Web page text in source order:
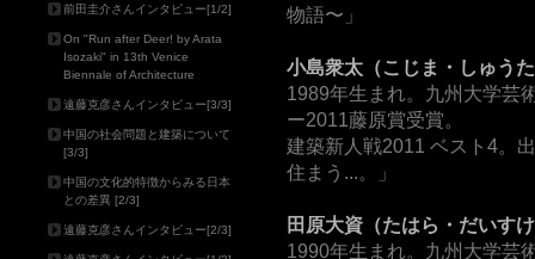
物語〜」
小島衆太（こじま・しゅう
1989年生まれ。九州大学芸
ー2011藤原賞受賞。
建築新人戦2011 ベスト4。
住まう...。」
田原大資（たはら・だいす
1990年生まれ。九州大学芸
前田圭介さんインタビュー[1/2]
On "Run after Deer! by Arata
Isozaki" in 13th Venice
Biennale of Architecture
遠藤克彦さんインタビュー[3/3]
中国の社会問題と建築について
[3/3]
中国の文化的特徴からみる日本
との差異 [2/3]
遠藤克彦さんインタビュー[2/3]